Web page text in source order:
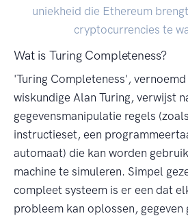
uniekheid die Ethereum
cryptocurrencies te
Wat is Turing Completeness?
'Turing Completeness',
wiskundige Alan Turing, verwijst
gegevensmanipulatie regels
instructieset, een
automaat) die kan worden
machine te simuleren. Simpel
compleet systeem is er een dat
probleem kan oplossen, gegeven